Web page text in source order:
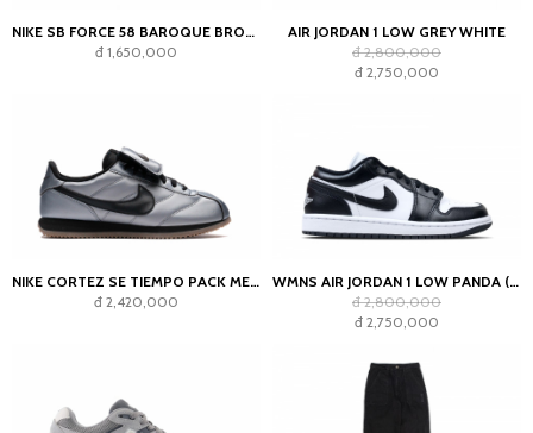
NIKE SB FORCE 58 BAROQUE BROWN PARACHUTE BEIGE DESERT KHAKI MOSSWOOD BROWN
đ 1,650,000
AIR JORDAN 1 LOW GREY WHITE
đ 2,800,000
đ 2,750,000
NIKE CORTEZ SE TIEMPO PACK METALLIC COOL GREY
đ 2,420,000
WMNS AIR JORDAN 1 LOW PANDA (2023)
đ 2,800,000
đ 2,750,000